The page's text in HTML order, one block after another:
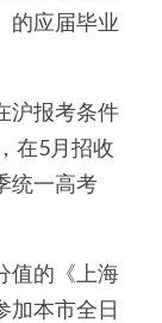
的应届毕业
沪报考条件
在5月招收
统一高考
值的《上海
加本市全日